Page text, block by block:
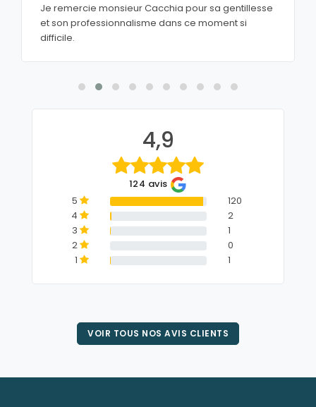
Je remercie monsieur Cacchia pour sa gentillesse
et son professionnalisme dans ce moment si
difficile.
4,9
124 avis
5
120
4
2
3
1
2
0
1
1
VOIR TOUS NOS AVIS CLIENTS